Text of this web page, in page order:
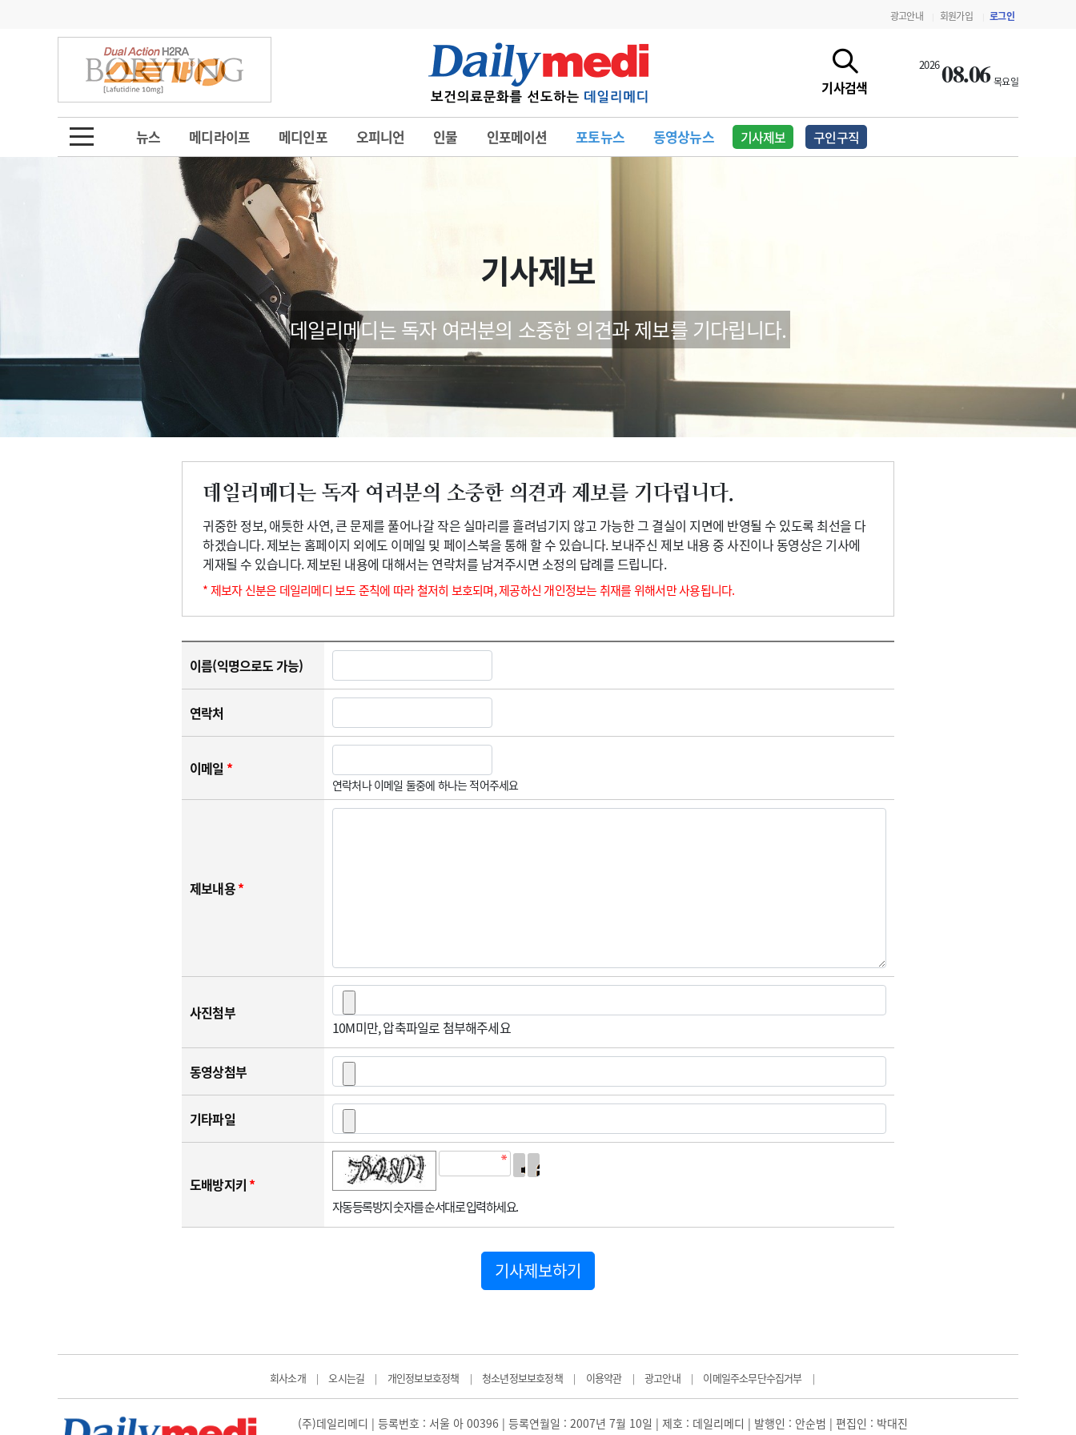
광고안내 회원가입 로그인
기사검색
202608.06 목요일
뉴스 메디라이프 메디인포 오피니언 인물 인포메이션 포토뉴스 동영상뉴스 기사제보 구인구직
금주의 검색어
1
의사인력 수급 추계
2
성분명 처방
3
AI의료
4
전공의 모집 결과
의사국시 합격률
6
관리급여 실시
의과대학 입시
10 약가인하
메디인포 사고
오피니언 칼럼 수첩
인물 초대석 피플
포토뉴스
지역병원 중소병원
행정처분 판례
학회·연수강좌 학회/연수강좌 행사
법적고지
기사제보
데일리메디는 독자 여러분의 소중한 의견과 제보를 기다립니다.
데일리메디는 독자 여러분의 소중한 의견과 제보를 기다립니다.
귀중한 정보, 애틋한 사연, 큰 문제를 풀어나갈 작은 실마리를 흘려넘기지 않고 가능한 그 결실이 지면에 반영될 수 있도록 최선을 다
하겠습니다. 제보는 홈페이지 외에도 이메일 및 페이스북을 통해 할 수 있습니다. 보내주신 제보 내용 중 사진이나 동영상은 기사에
게재될 수 있습니다. 제보된 내용에 대해서는 연락처를 남겨주시면 소정의 답례를 드립니다.
* 제보자 신분은 데일리메디 보도 준칙에 따라 철저히 보호되며, 제공하신 개인정보는 취재를 위해서만 사용됩니다.
이름(익명으로도 가능)
연락처
이메일 *
연락처나 이메일 둘중에 하나는 적어주세요
제보내용*
사진첨부
10M미만, 압축파일로 첨부해주세요
동영상첨부
기타파일
도배방지키 *
자동등록방지 숫자를 순서대로 입력하세요.
기사제보하기
회사소개 | 오시는길 | 개인정보보호정책 | 청소년정보보호정책 | 이용약관 | 광고안내 | 이메일주소무단수집거부 |
(주)데일리메디 | 등록번호 : 서울 아 00396 | 등록연월일 : 2007년 7월 10일 | 제호 : 데일리메디 | 발행인 : 안순범 | 편집인 : 박대진